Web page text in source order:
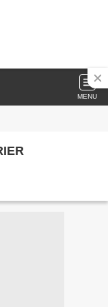
MENU